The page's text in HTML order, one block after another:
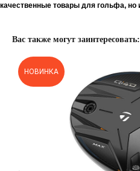
качественные товары для гольфа, но
Вас также могут заинтересовать:
НОВИНКА